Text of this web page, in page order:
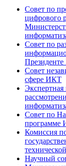
Совет по
цифрового
Совет по
Президенте
Совет
сфере ИКТ
Экспертная
Совет по
программе
Комиссия
Научный